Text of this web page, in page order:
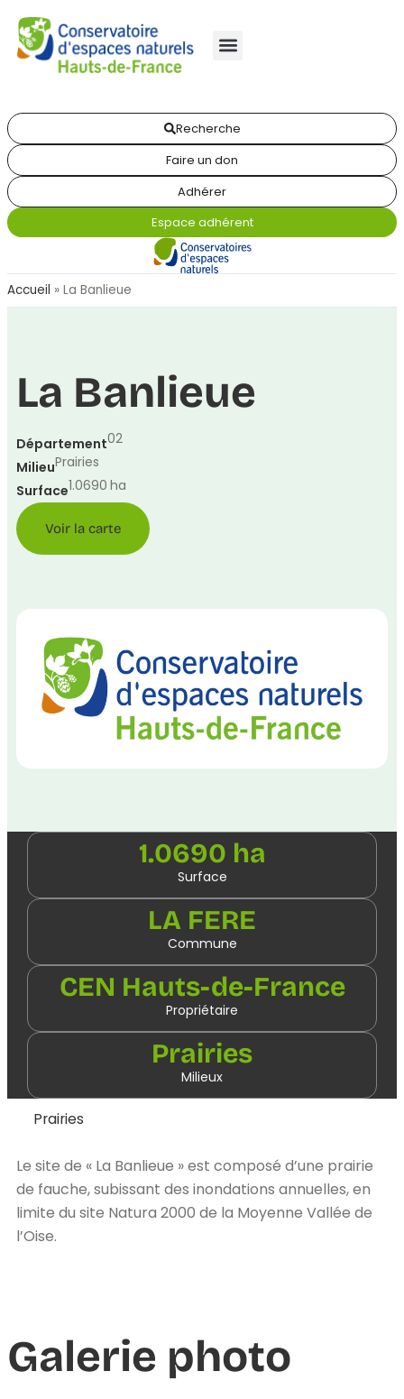
Recherche
Faire un don
Adhérer
Espace adhérent
Accueil » La Banlieue
La Banlieue
Département02
MilieuPrairies
Surface1.0690 ha
Voir la carte
1.0690 ha
Surface
LA FERE
Commune
CEN Hauts-de-France
Propriétaire
Prairies
Milieux
Prairies
Le site de « La Banlieue » est composé d’une prairie
de fauche, subissant des inondations annuelles, en
limite du site Natura 2000 de la Moyenne Vallée de
l’Oise.
Galerie photo